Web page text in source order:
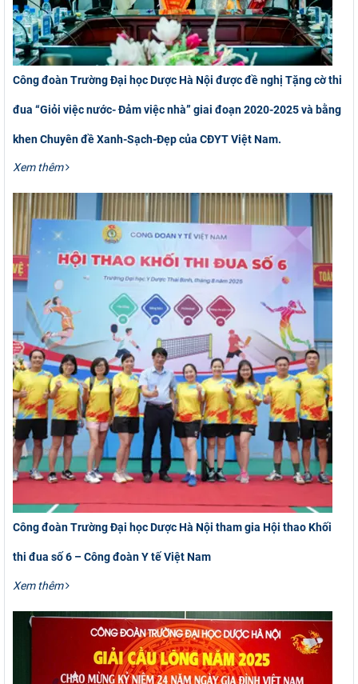
Công đoàn Trường Đại học Dược Hà Nội được đề nghị Tặng cờ thi
đua “Giỏi việc nước- Đảm việc nhà” giai đoạn 2020-2025 và bằng
khen Chuyên đề Xanh-Sạch-Đẹp của CĐYT Việt Nam.
Xem thêm
Công đoàn Trường Đại học Dược Hà Nội tham gia Hội thao Khối
thi đua số 6 – Công đoàn Y tế Việt Nam
Xem thêm